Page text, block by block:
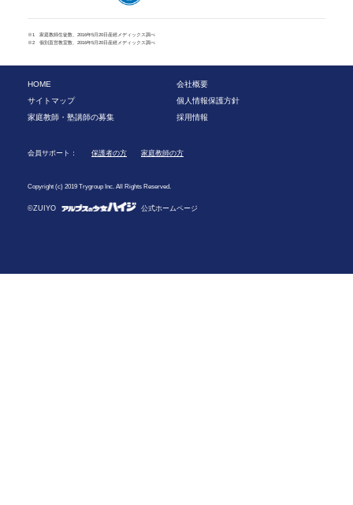
※1 家庭教師生徒数、2016年5月20日産經メディックス調べ
※2 個別直営教室数、2016年5月20日産經メディックス調べ
HOME
会社概要
サイトマップ
個人情報保護方針
家庭教師・塾講師の募集
採用情報
会員サポート： 保護者の方 家庭教師の方
Copyright (c) 2019 Trygroup Inc. All Rights Reserved.
©ZUIYO 公式ホームページ